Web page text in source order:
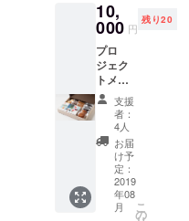
使用、
販売さ
れてい
る希少
な北海
道産の
夏いち
ご３０
粒を発
送しま
す。
*********
*********
*********
*********
10,
000 円
残り20
プロ
ジェク
トメン
バー全
員が大
ファン
であ
る、十
勝のお
菓子屋
さん
『一
支援
者：
4人
お届
け予
定：
2019
年08
月
こ
の